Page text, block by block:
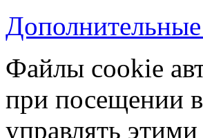
Файлы cookie
при посещении
управлять